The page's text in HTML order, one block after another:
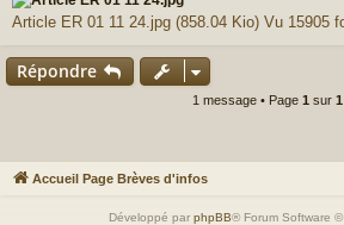
e
Article ER 01 11 24.jpg (858.04 Kio) Vu 15905
Répondre
1 message • Page 1 sur 1
Accueil Page Brèves d'infos
Développé par phpBB® Forum Software